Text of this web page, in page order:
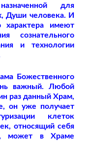
для
Души человека. И
характера имеют
сознательного
и технологии
Божественного
важный. Любой
раз данный Храм,
он уже получает
клеток
относящий себя
может в Храме